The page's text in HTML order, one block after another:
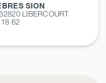
SION
LIBERCOURT
62